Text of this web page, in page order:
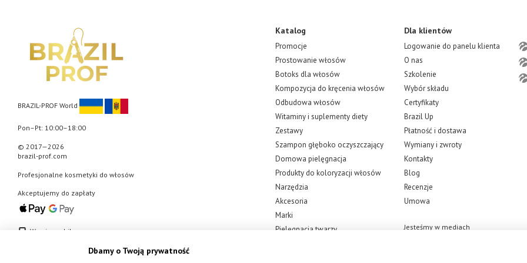
powodzeniem konkuruje na rynku keratynowego
Brazylia jest uważana za miejsce narodzin zabiegu
początku XXI wieku. I szybko zyskał popularność i
widocznego rezultatu po pierwszym zastosowaniu. Nawet
pomocą produktów zawierających keratynę.
Dzięki formule wypełnionej olejkami i innymi
pasma i nadadzą im naturalny połysk.
Zalety profesjonalnych kosmetyków
Agi max plus należy do kosmetyków profesjonalnych.
Oprócz długotrwałego efektu, zalety agi max plus
bardziej elastyczne i mniej się łamią. Gdy pasma są pełne
Gęstość włosów zależy również od odżywiania
kosmetyków ładunek użytecznych mikroelementów
BRAZIL-PROF World
Pon–Pt: 10:00–18:00
© 2017—2026
brazil-prof.com
Profesjonalne kosmetyki do włosów
Akceptujemy do zapłaty
Wersja mobilna
Katalog
Promocje
Prostowanie włosów
Botoks dla włosów
Kompozycja do kręcenia włosów
Odbudowa włosów
Witaminy i suplementy diety
Zestawy
Szampon głęboko oczyszczający
Domowa pielęgnacja
Produkty do koloryzacji włosów
Narzędzia
Akcesoria
Marki
Pielęgnacja twarzy
Dla klientów
Logowanie do panelu klienta
O nas
Szkolenie
Wybór składu
Certyfikaty
Brazil Up
Płatność i dostawa
Wymiany i zwroty
Kontakty
Blog
Recenzje
Umowa
Jesteśmy w mediach
Dbamy o Twoją prywatność